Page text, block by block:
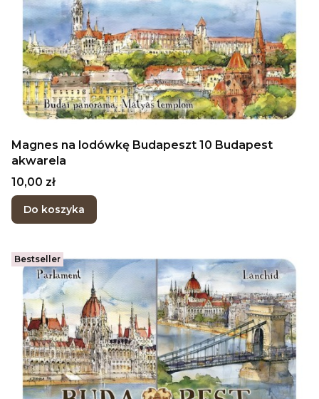
Magnes na lodówkę Budapeszt 10 Budapest
akwarela
Cena
10,00 zł
Do koszyka
Bestseller